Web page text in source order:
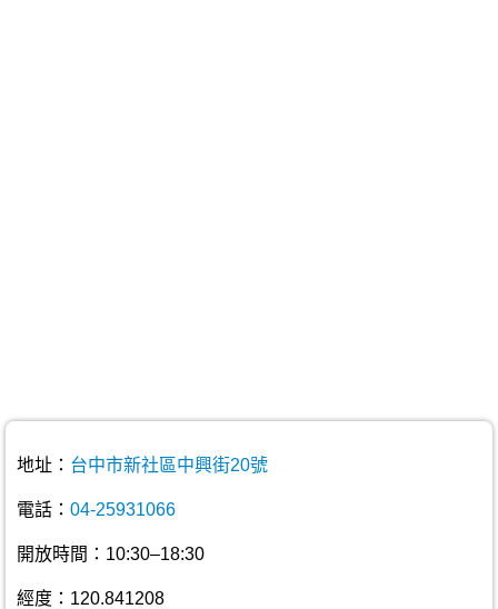
地址： 台中市新社區中興街20號
電話： 04-25931066
開放時間：10:30–18:30
經度：120.841208